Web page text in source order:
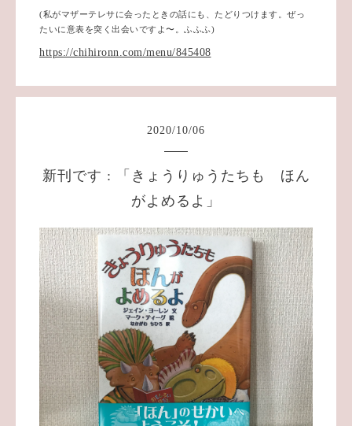
(私がマザーテレサに会ったときの話にも、たどりつけます。 ぜっ
たいに意表を突く出会いですよ〜。ふふふ)
https://chihironn.com/menu/845408
2020/10/06
新刊です : 「きょうりゅうたちも ほん
がよめるよ」